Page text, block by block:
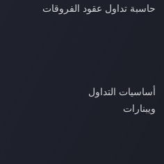
حاسبة تداول عقود الفروقات
أساسيات التداول
ويبنارات